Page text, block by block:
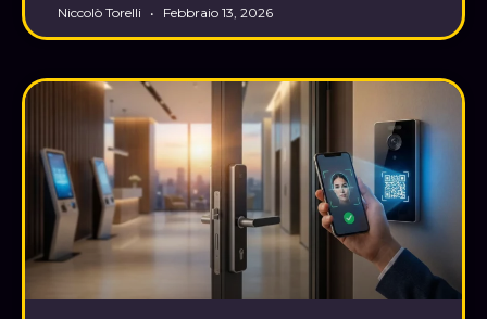
Niccolò Torelli Febbraio 13, 2026